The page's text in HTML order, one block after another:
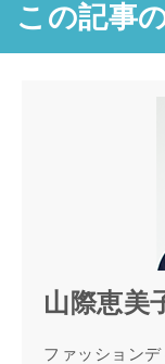
この記事
山際恵美
ファッション